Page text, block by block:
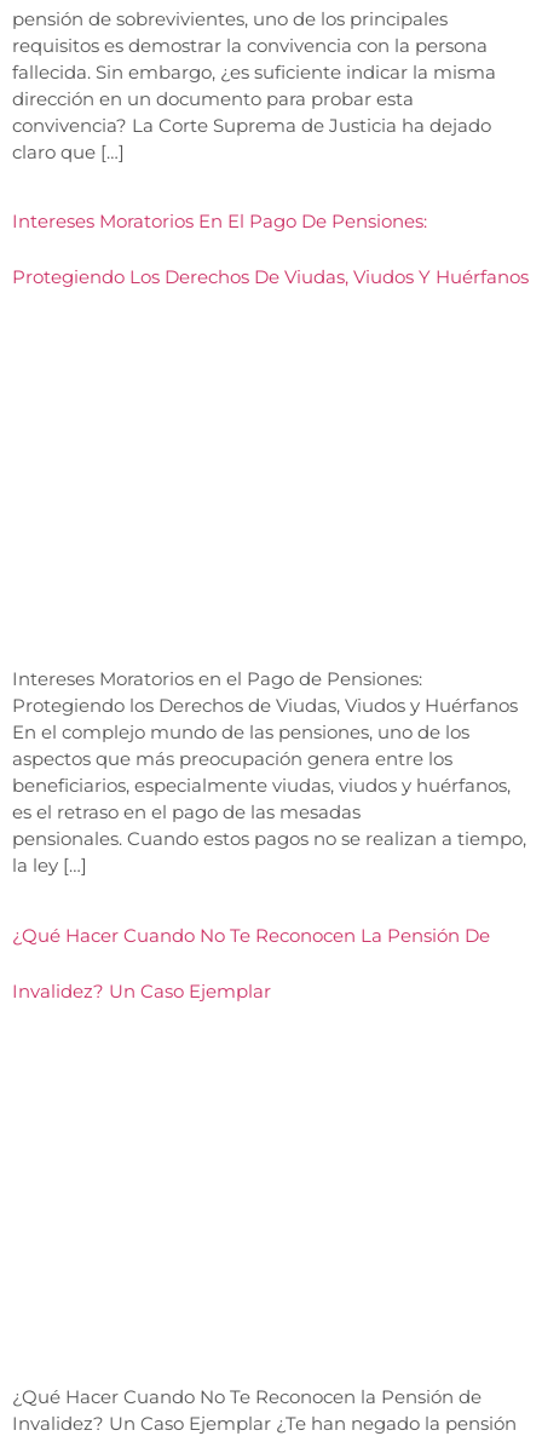
pensión de sobrevivientes, uno de los principales
requisitos es demostrar la convivencia con la persona
fallecida. Sin embargo, ¿es suficiente indicar la misma
dirección en un documento para probar esta
convivencia? La Corte Suprema de Justicia ha dejado
claro que […]
Intereses Moratorios En El Pago De Pensiones:
Protegiendo Los Derechos De Viudas, Viudos Y Huérfanos
Intereses Moratorios en el Pago de Pensiones:
Protegiendo los Derechos de Viudas, Viudos y Huérfanos
En el complejo mundo de las pensiones, uno de los
aspectos que más preocupación genera entre los
beneficiarios, especialmente viudas, viudos y huérfanos,
es el retraso en el pago de las mesadas
pensionales. Cuando estos pagos no se realizan a tiempo,
la ley […]
¿Qué Hacer Cuando No Te Reconocen La Pensión De
Invalidez? Un Caso Ejemplar
¿Qué Hacer Cuando No Te Reconocen la Pensión de
Invalidez? Un Caso Ejemplar ¿Te han negado la pensión